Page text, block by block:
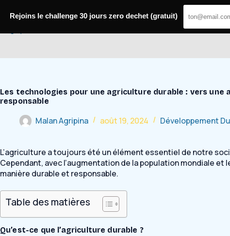
Les technologies pour une agriculture durable : vers une
responsable
Malan Agripina août 19, 2024 Développement
L’agriculture a toujours été un élément essentiel de notre
Cependant, avec l’augmentation de la population mondiale
manière durable et responsable.
Table des matières
Qu’est-ce que l’agriculture durable ?
Rejoins le challenge 30 jours zero dechet (gratuit)